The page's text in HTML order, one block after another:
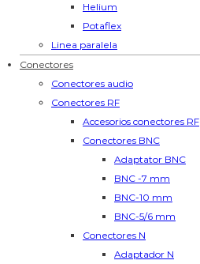
Helium
Potaflex
Linea paralela
Conectores
Conectores audio
Conectores RF
Accesorios conectores RF
Conectores BNC
Adaptator BNC
BNC -7 mm
BNC-10 mm
BNC-5/6 mm
Conectores N
Adaptador N